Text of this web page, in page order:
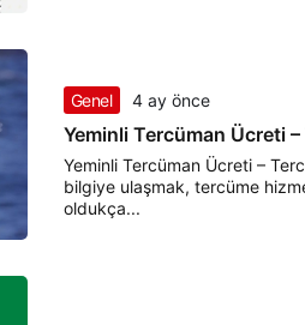
Genel 4 ay önce
Yeminli Tercüman Ücreti
Yeminli Tercüman Ücreti –
bilgiye ulaşmak, tercüme
oldukça...